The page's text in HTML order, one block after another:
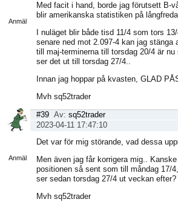
Anmäl
Med facit i hand, borde jag förutsett B-
blir amerikanska statistiken på
I nuläget blir både tisd 11/4 som tors
senare ned mot 2.097-4 kan jag stänga
till maj-terminerna till torsdag 20/4 är
ser det ut till torsdag 27/4..
Innan jag hoppar på kvasten, GLAD
Mvh sq52trader
Anmäl
#39 Av: sq52trader
2023-04-11 17:47:10
Det var för mig störande, vad dessa
Men även jag får korrigera mig..
positionen så sent som till måndag 17/
ser sedan torsdag 27/4 ut veckan efter?
Mvh sq52trader